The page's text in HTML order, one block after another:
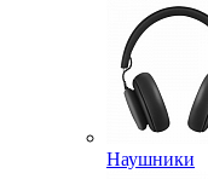
Наушники